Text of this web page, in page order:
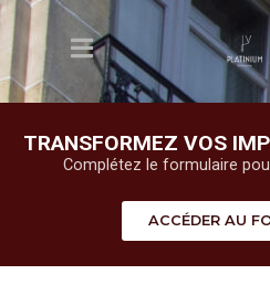
TRANSFORMEZ VOS
Complétez le formulaire
ACCÉDER AU